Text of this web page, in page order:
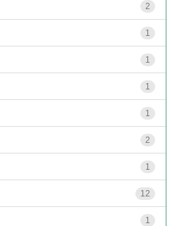
2
1
1
1
1
2
1
12
1